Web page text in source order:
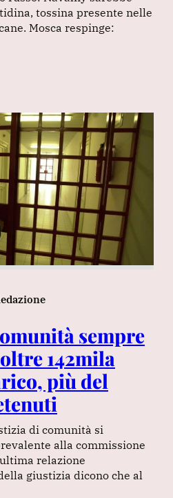
tossina presente nelle
Mosca respinge:
sempre
142mila
più del
di comunità si
alla commissione
relazione
giustizia dicono che al